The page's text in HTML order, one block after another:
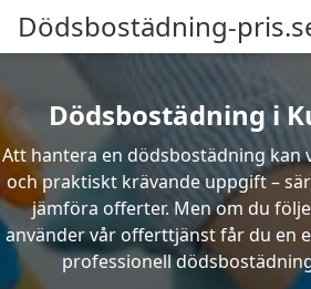
Dödsbostädning-
Dödsbostädning i
Att hantera en dödsbostädning kan
och praktiskt krävande uppgift –
jämföra offerter. Men om du
använder vår offerttjänst får du en
professionell